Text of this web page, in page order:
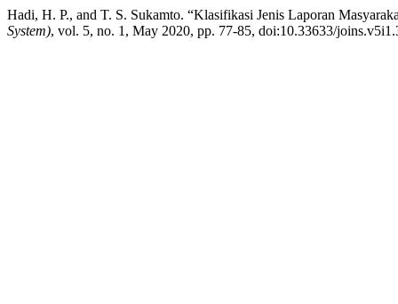
Hadi, H. P., and T. S. Sukamto. “Klasifikasi Jenis Laporan
System), vol. 5, no. 1, May 2020, pp. 77-85, doi:10.33633/